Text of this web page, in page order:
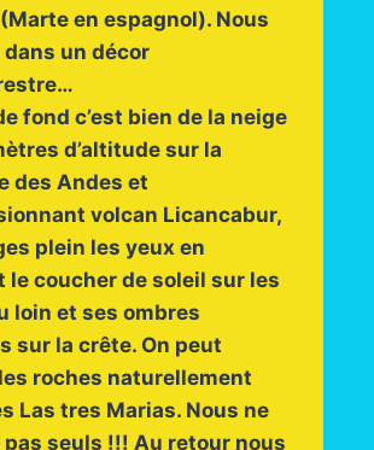
en espagnol). Nous
un décor
fond c’est bien de la neige
d’altitude sur la
des Andes et
volcan Licancabur,
plein les yeux en
le coucher de soleil sur les
loin et ses ombres
sur la crête. On peut
roches naturellement
Las tres Marias. Nous ne
pas seuls !!! Au retour nous